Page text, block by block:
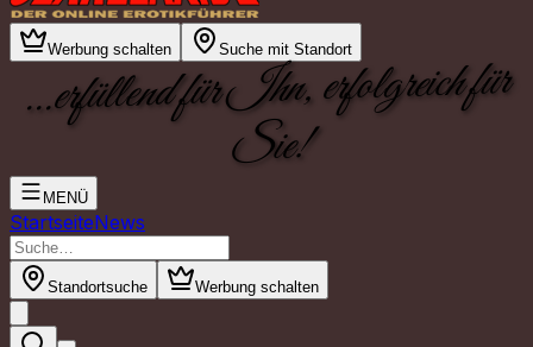
Werbung schalten Suche mit Standort
...erfüllend für Ihn, erfolgreich für
Sie!
MENÜ
StartseiteNews
Standortsuche Werbung schalten